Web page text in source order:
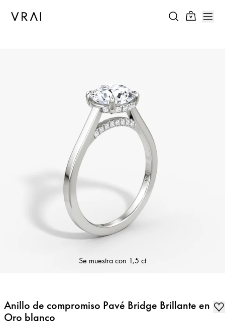
Se muestra con 1,5 ct
Anillo de compromiso Pavé Bridge Brillante en
Oro blanco